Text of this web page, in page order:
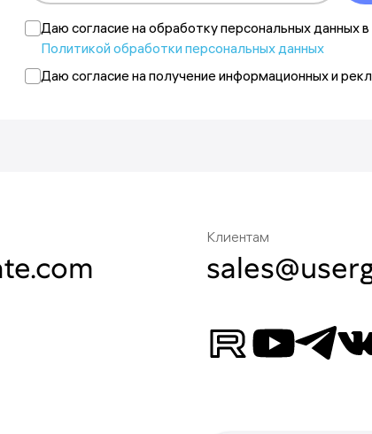
Даю согласие на обработку персональных данных
Политикой обработки персональных данных
Даю согласие на получение информационных и
Клиентам